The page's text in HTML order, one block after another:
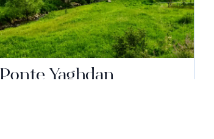
Ponte Yaghdan